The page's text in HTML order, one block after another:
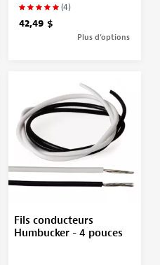
(4)
42,49 $
Plus d’options
Fils conducteurs
Humbucker - 4 pouces